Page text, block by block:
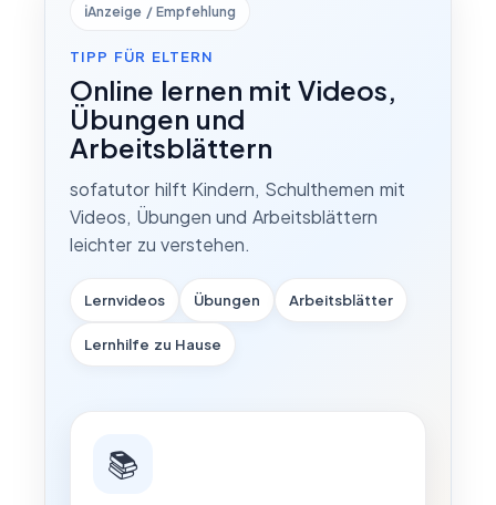
ℹ️Anzeige / Empfehlung
TIPP FÜR ELTERN
Online lernen mit Videos,
Übungen und
Arbeitsblättern
sofatutor hilft Kindern, Schulthemen mit
Videos, Übungen und Arbeitsblättern
leichter zu verstehen.
Lernvideos Übungen Arbeitsblätter
Lernhilfe zu Hause
📚